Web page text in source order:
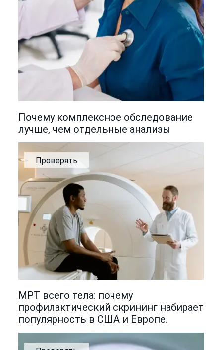
Почему комплексное обследование
лучше, чем отдельные анализы
МРТ всего тела: почему
профилактический скрининг набирает
популярность в США и Европе.
Проверять